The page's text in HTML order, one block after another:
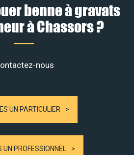
benne à gravats
à Chassors ?
nous
UN PARTICULIER
UN PROFESSIONNEL